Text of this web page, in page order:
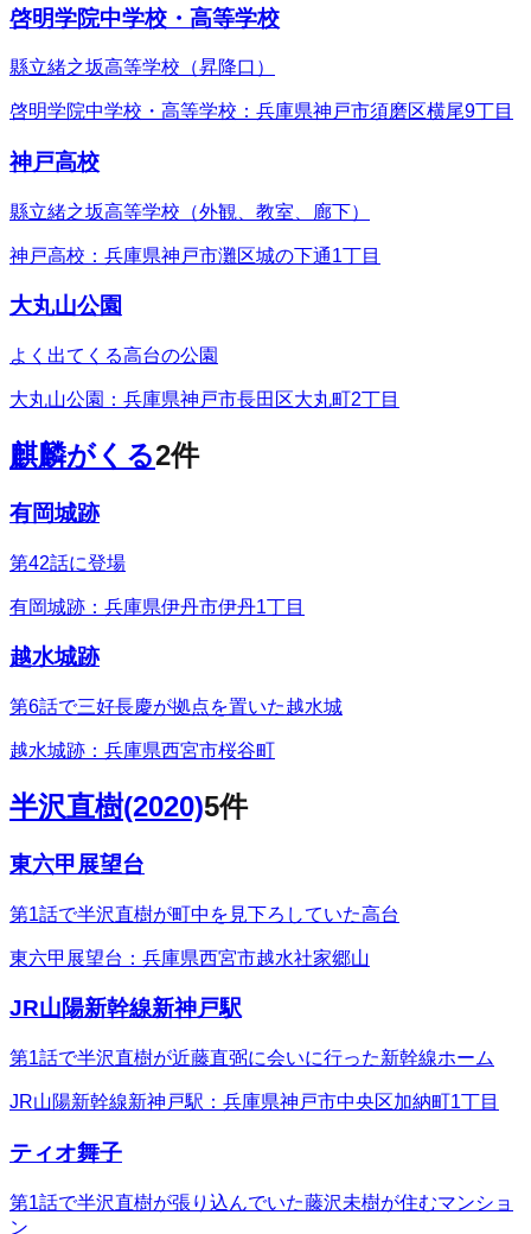
啓明学院中学校・高等学校
縣立緒之坂高等学校（昇降口）
啓明学院中学校・高等学校：兵庫県神戸市須磨区横尾9丁目
神戸高校
縣立緒之坂高等学校（外観、教室、廊下）
神戸高校：兵庫県神戸市灘区城の下通1丁目
大丸山公園
よく出てくる高台の公園
大丸山公園：兵庫県神戸市長田区大丸町2丁目
麒麟がくる2件
有岡城跡
第42話に登場
有岡城跡：兵庫県伊丹市伊丹1丁目
越水城跡
第6話で三好長慶が拠点を置いた越水城
越水城跡：兵庫県西宮市桜谷町
半沢直樹(2020)5件
東六甲展望台
第1話で半沢直樹が町中を見下ろしていた高台
東六甲展望台：兵庫県西宮市越水社家郷山
JR山陽新幹線新神戸駅
第1話で半沢直樹が近藤直弼に会いに行った新幹線ホーム
JR山陽新幹線新神戸駅：兵庫県神戸市中央区加納町1丁目
ティオ舞子
第1話で半沢直樹が張り込んでいた藤沢未樹が住むマンショ
ン